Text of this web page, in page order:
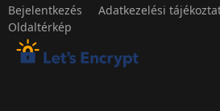
Bejelentkezés
Adatkezelési
Oldaltérkép